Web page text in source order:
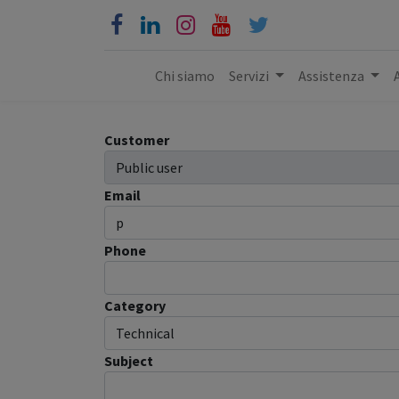
Chi siamo Servizi Assistenza
Customer
Email
Phone
Category
Subject